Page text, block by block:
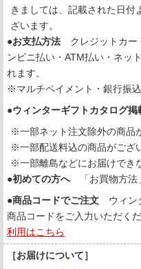
きましては、記載された日付
ざいます。
●お支払方法 クレジットカー
ンビニ払い・ATM払い・ネッ
れます。
※マルチペイメント・銀行振
●ウィンターギフトカタログ掲
※一部ネット注文除外の商品
※一部配送料込の商品がござ
※一部離島などにお届けでき
●初めての方へ「お買物方法
●商品コードでご注文 ウィン
商品コードをご入力いただく
利用はこちら
［お届けについて］